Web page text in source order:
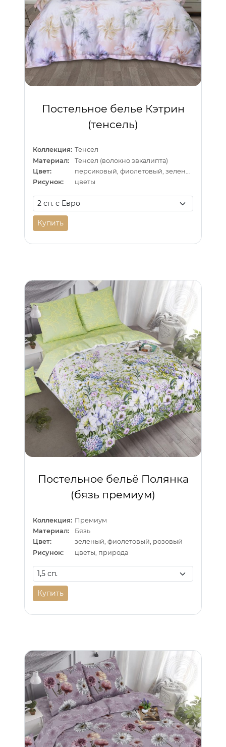
Постельное белье Кэтрин
(тенсель)
Коллекция: Тенсел
Материал:
Тенсел (волокно эвкалипта)
Цвет:
персиковый, фиолетовый, зеленый
Рисунок:
цветы
Купить
Постельное бельё Полянка
(бязь премиум)
Коллекция: Премиум
Материал:
Бязь
Цвет:
зеленый, фиолетовый, розовый
Рисунок:
цветы, природа
Купить